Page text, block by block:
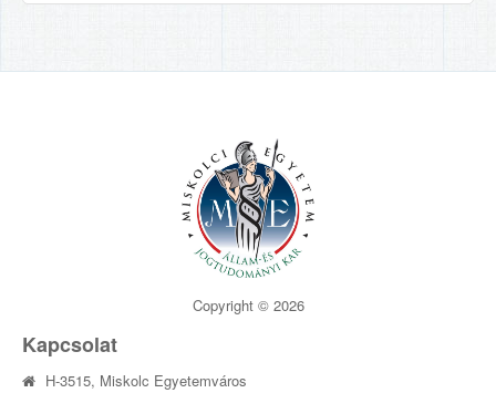
Copyright © 2026
Kapcsolat
H-3515, Miskolc Egyetemváros